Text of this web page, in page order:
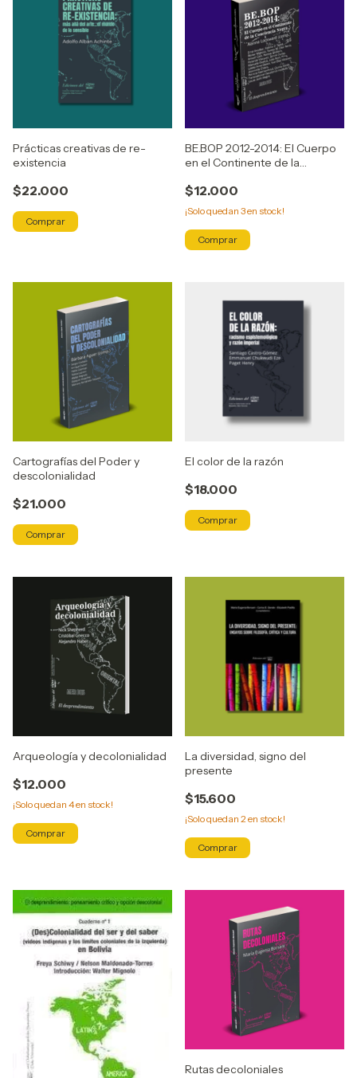
Prácticas creativas de re-
existencia
$22.000
BE.BOP 2012-2014: El Cuerpo
en el Continente de la
$12.000
¡Solo quedan 3en stock!
Cartografías del Poder y
descolonialidad
$21.000
El color de la razón
$18.000
Arqueología y decolonialidad
$12.000
¡Solo quedan 4en stock!
La diversidad, signo del
presente
$15.600
¡Solo quedan 2en stock!
Rutas decoloniales